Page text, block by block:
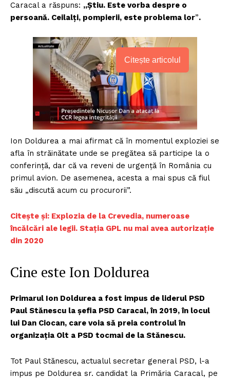
Caracal a răspuns: „Ştiu. Este vorba despre o
persoană. Ceilalți, pompierii, este problema lor”.
Citește articolul
Ion Doldurea a mai afirmat că în momentul exploziei se
afla în străinătate unde se pregătea să participe la o
conferință, dar că va reveni de urgență în România cu
primul avion. De asemenea, acesta a mai spus că fiul
său „discută acum cu procurorii”.
Citește și: Explozia de la Crevedia, numeroase
încălcări ale legii. Stația GPL nu mai avea autorizație
din 2020
Cine este Ion Doldurea
Primarul Ion Doldurea a fost impus de liderul PSD
Paul Stănescu la șefia PSD Caracal, în 2019, în locul
lui Dan Ciocan, care voia să preia controlul în
organizația Olt a PSD tocmai de la Stănescu.
Tot Paul Stănescu, actualul secretar general PSD, l-a
impus pe Doldurea sr. candidat la Primăria Caracal, pe